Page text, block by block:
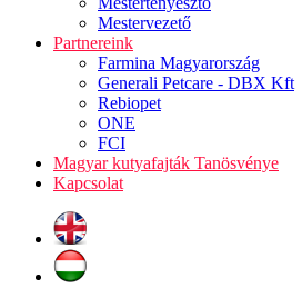
Mestervezető
Partnereink
Farmina Magyarország
Generali Petcare - DBX Kft
Rebiopet
ONE
FCI
Magyar kutyafajták Tanösvénye
Kapcsolat